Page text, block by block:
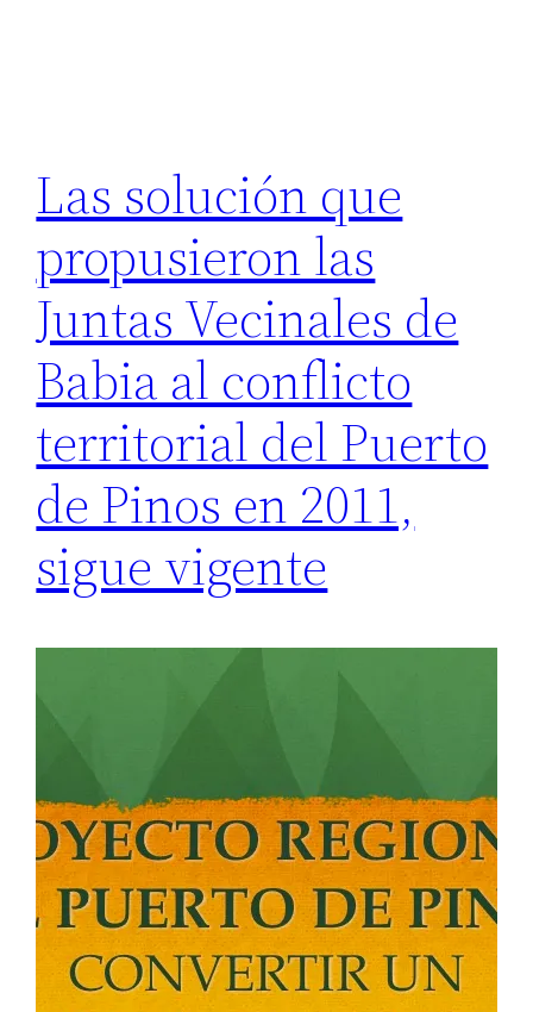
Las solución que
propusieron las
Juntas Vecinales de
Babia al conflicto
territorial del Puerto
de Pinos en 2011,
sigue vigente